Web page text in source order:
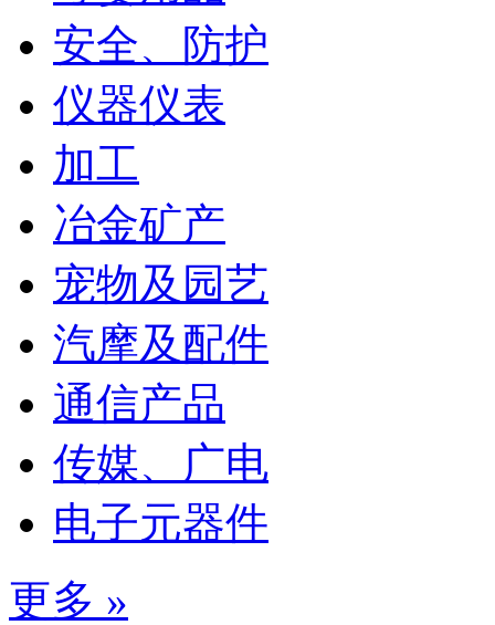
安全、防护
仪器仪表
加工
冶金矿产
宠物及园艺
汽摩及配件
通信产品
传媒、广电
电子元器件
更多 »